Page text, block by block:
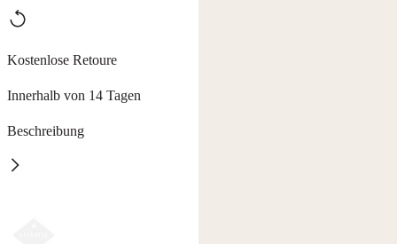
Kostenlose Retoure
Innerhalb von 14 Tagen
Beschreibung